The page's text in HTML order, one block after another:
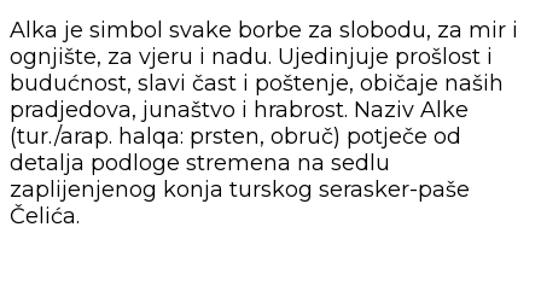
Alka je simbol svake borbe za slobodu, za mir i
ognjište, za vjeru i nadu. Ujedinjuje prošlost i
budućnost, slavi čast i poštenje, običaje naših
pradjedova, junaštvo i hrabrost. Naziv Alke
(tur./arap. halqa: prsten, obruč) potječe od
detalja podloge stremena na sedlu
zaplijenjenog konja turskog serasker-paše
Čelića.